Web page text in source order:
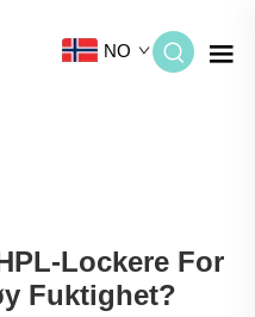
NO
Lockere For
Fuktighet?